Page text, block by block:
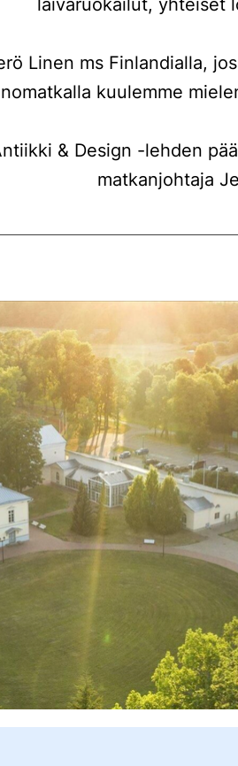
laivaruokailut, yhteiset
Linen ms Finlandialla,
kuulemme
& Design -lehden
matkanjohtaja